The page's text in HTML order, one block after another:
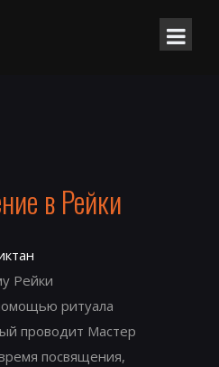
в Рейки
Рейки
ритуала
проводит Мастер
посвящения,